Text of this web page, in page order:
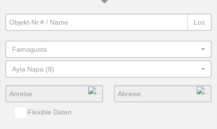
Los
Famagusta
Ayia Napa (8)
Flexible Daten